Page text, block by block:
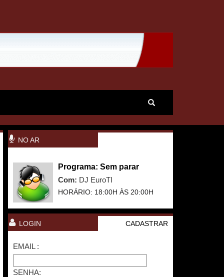
NO AR
Programa: Sem parar
Com: DJ EuroTI
HORÁRIO: 18:00H ÀS 20:00H
LOGIN CADASTRAR
EMAIL :
SENHA: